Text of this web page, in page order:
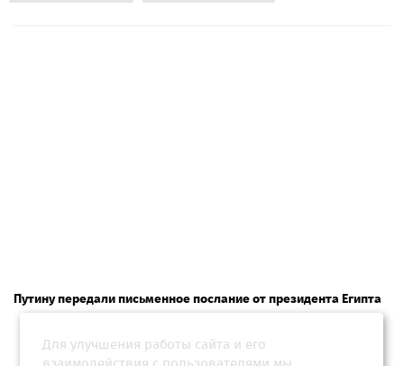
Путину передали письменное послание от президента Египта
Для улучшения работы сайта и его